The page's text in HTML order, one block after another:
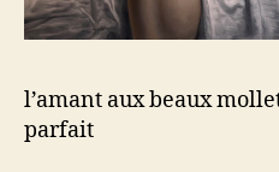
l’amant aux beaux
parfait